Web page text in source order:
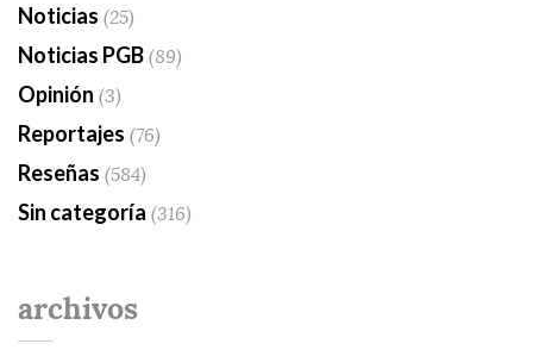
Noticias (25)
Noticias PGB(89)
Opinión (3)
Reportajes (76)
Reseñas (584)
Sin categoría (316)
archivos